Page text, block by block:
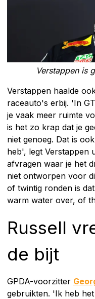
Verstappen is
Verstappen haalde
raceauto's erbij. 'In
je vaak meer ruimte
is het zo krap dat je
niet genoeg. Dat is
heb', legt Verstappen
afvragen waar je het
niet ontworpen voor
of twintig ronden is
warm water over, of
Russell
de bijt
GPDA-voorzitter
gebruikten. 'Ik heb